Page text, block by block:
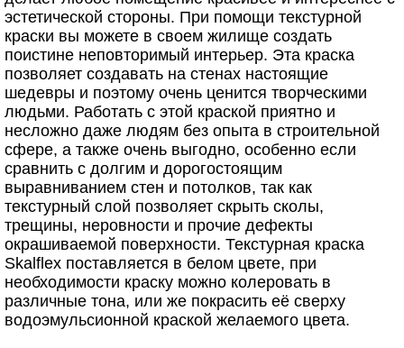
эстетической стороны. При помощи текстурной
краски вы можете в своем жилище создать
поистине неповторимый интерьер. Эта краска
позволяет создавать на стенах настоящие
шедевры и поэтому очень ценится творческими
людьми. Работать с этой краской приятно и
несложно даже людям без опыта в строительной
сфере, а также очень выгодно, особенно если
сравнить с долгим и дорогостоящим
выравниванием стен и потолков, так как
текстурный слой позволяет скрыть сколы,
трещины, неровности и прочие дефекты
окрашиваемой поверхности. Текстурная краска
Skalflex поставляется в белом цвете, при
необходимости краску можно колеровать в
различные тона, или же покрасить её сверху
водоэмульсионной краской желаемого цвета.